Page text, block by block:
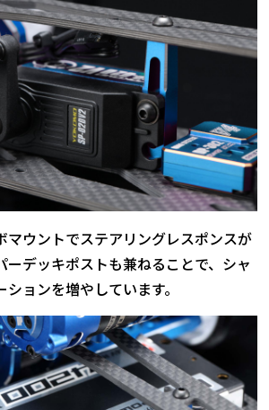
ウントでステアリングレスポンスが
ーデッキポストも兼ねることで、シャ
ョンを増やしています。